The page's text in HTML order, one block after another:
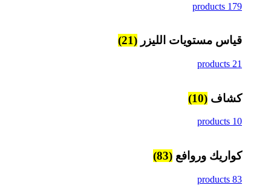
179 products
قياس مستويات الليزر (21)
21 products
كشاف (10)
10 products
كواريك وروافع (83)
83 products